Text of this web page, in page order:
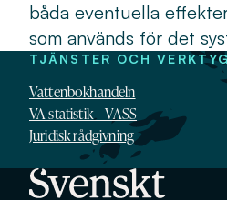
båda eventuella
som används för det
TJÄNSTER OCH
Vattenbokhandeln
VA-statistik – VASS
Juridisk rådgivning